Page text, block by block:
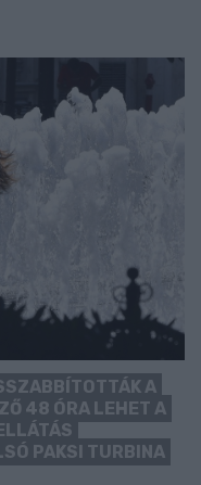
A
48 ÓRA LEHET A
PAKSI TURBINA